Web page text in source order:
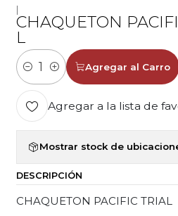
CHAQUETON
L
Cantidad
Agregar al Carro
Agregar a la lista de
Mostrar stock de
DESCRIPCIÓN
CHAQUETON PACIFIC TRIAL